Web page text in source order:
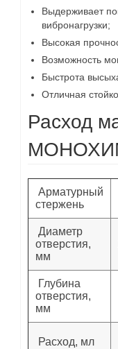
Выдерживает
вибронагрузки;
Высокая
Возможность
Быстрота
Отличная
Расход
Арматурный
стержень
Диаметр
отверстия,
мм
Глубина
отверстия,
мм
Расход, мл